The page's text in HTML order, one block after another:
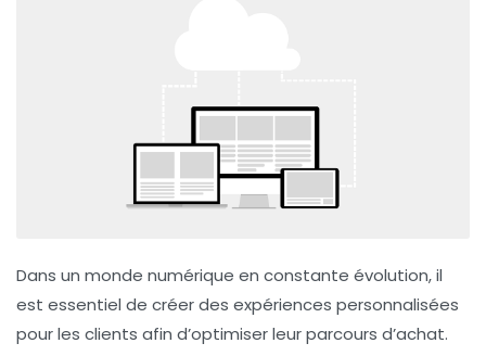
Dans un monde numérique en constante évolution, il
est essentiel de créer des expériences personnalisées
pour les clients afin d’optimiser leur parcours d’achat.